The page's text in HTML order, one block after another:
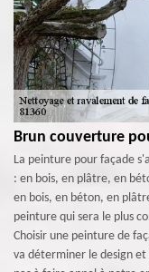
Brun couverture
La peinture pour façade
: en bois, en plâtre, en
en bois, en béton, en
peinture qui sera le plus
Choisir une peinture de
va déterminer le design et